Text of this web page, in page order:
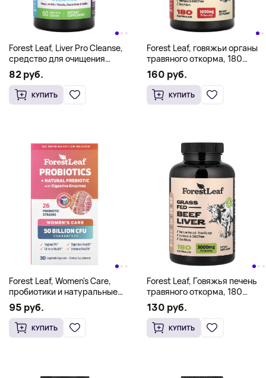
Forest Leaf, Liver Pro Cleanse,
средство для очищения
печени, 60 растительных
капсул
82 руб.
КУПИТЬ
Forest Leaf, говяжьи органы
травяного откорма, 180
капсул
160 руб.
КУПИТЬ
Forest Leaf, Women's Care,
пробиотики и натуральные
пребиотики с
пищеварительными
ферментами, 30
растительных капсул
95 руб.
КУПИТЬ
Forest Leaf, Говяжья печень
травяного откорма, 180
капсул (750 мг на капсулу)
130 руб.
КУПИТЬ